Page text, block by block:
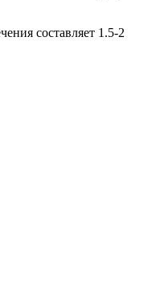
составляет 1.5-2